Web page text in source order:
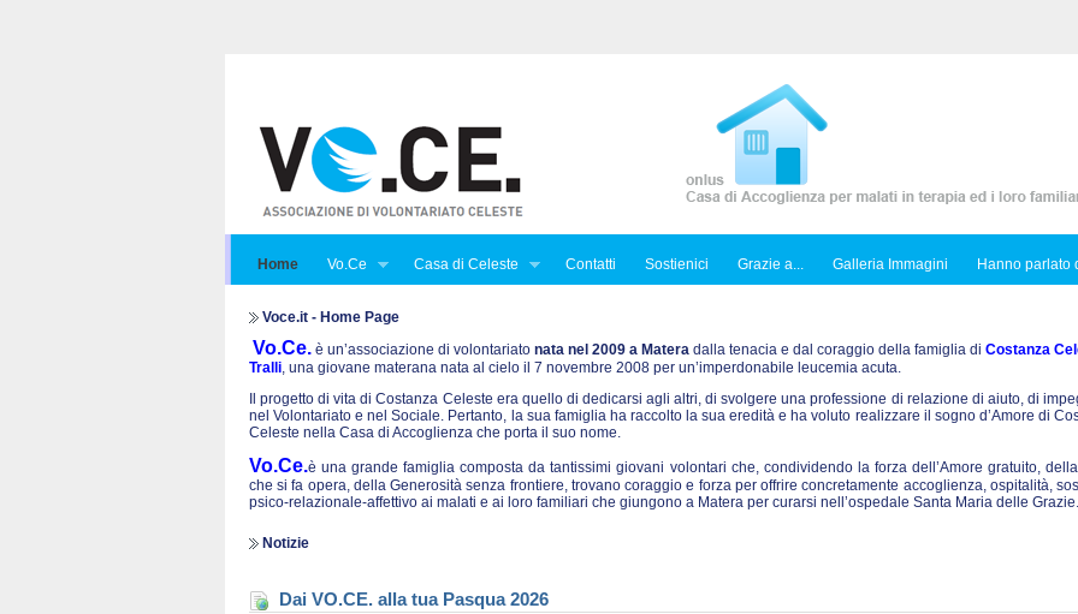
Home Vo.Ce Casa di Celeste Contatti Sostienici Grazie a... Galleria Immagini Hanno parlato
Voce.it - Home Page
Vo.Ce. è un’associazione di volontariato nata nel 2009 a Matera dalla tenacia e dal coraggio della famiglia di Costanza
Tralli, una giovane materana nata al cielo il 7 novembre 2008 per un’imperdonabile leucemia acuta.
Il progetto di vita di Costanza Celeste era quello di dedicarsi agli altri, di svolgere una professione di relazione di aiuto, di
nel Volontariato e nel Sociale. Pertanto, la sua famiglia ha raccolto la sua eredità e ha voluto realizzare il sogno d’Amore di
Celeste nella Casa di Accoglienza che porta il suo nome.
Vo.Ce.è una grande famiglia composta da tantissimi giovani volontari che, condividendo la forza dell’Amore gratuito,
che si fa opera, della Generosità senza frontiere, trovano coraggio e forza per offrire concretamente accoglienza, ospitalità,
psico-relazionale-affettivo ai malati e ai loro familiari che giungono a Matera per curarsi nell’ospedale Santa Maria delle Grazie.
Notizie
Dai VO.CE. alla tua Pasqua 2026